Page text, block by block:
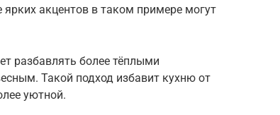
ярких акцентов в таком примере могут
разбавлять более тёплыми
Такой подход избавит кухню от
уютной.